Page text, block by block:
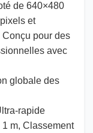
de 640×480
et
pour des
avec
globale des
rapide
m, Classement